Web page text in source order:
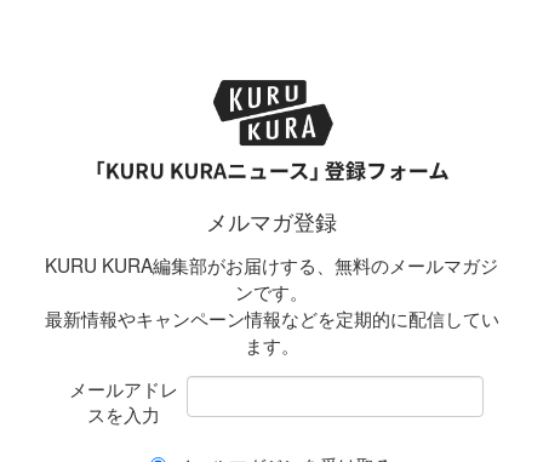
メルマガ登録
KURU KURA編集部がお届けする、無料のメールマガジ
ンです。
最新情報やキャンペーン情報などを定期的に配信してい
ます。
メールアドレ
スを入力